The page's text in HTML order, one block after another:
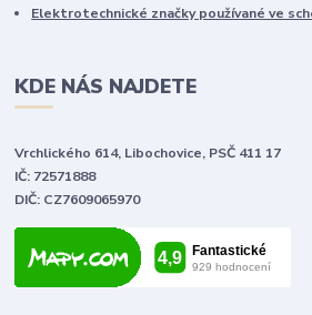
Elektrotechnické značky používané ve
KDE NÁS NAJDETE
Vrchlického 614, Libochovice, PSČ 411 17
IČ: 72571888
DIČ: CZ7609065970